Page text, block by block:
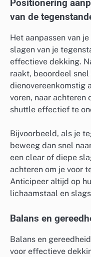
Positionering
van de
Het aanpassen van
slagen van je
effectieve dekking.
raakt, beoordeel
dienovereenkomstig
voren, naar achteren
shuttle effectief te
Bijvoorbeeld, als je
beweeg dan snel
een clear of diepe
achteren om je voor
Anticipeer altijd op
lichaamstaal en
Balans en
Balans en
voor effectieve